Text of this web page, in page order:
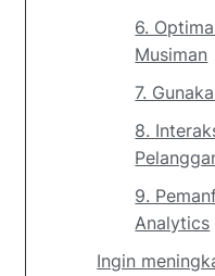
6.
Musiman
7.
8.
9.
Analytics
Ingin